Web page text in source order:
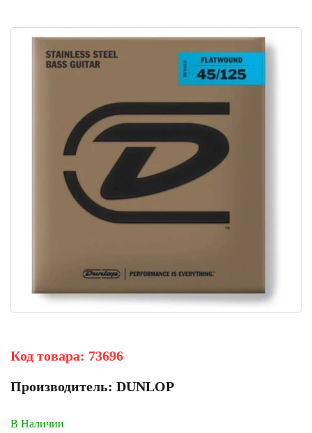
Код товара: 73696
Производитель: DUNLOP
В Наличии